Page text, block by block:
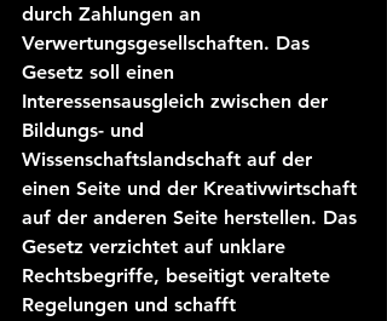
durch Zahlungen an
Verwertungsgesellschaften. Das
Gesetz soll einen
Interessensausgleich zwischen der
Bildungs- und
Wissenschaftslandschaft auf der
einen Seite und der Kreativwirtschaft
auf der anderen Seite herstellen. Das
Gesetz verzichtet auf unklare
Rechtsbegriffe, beseitigt veraltete
Regelungen und schafft